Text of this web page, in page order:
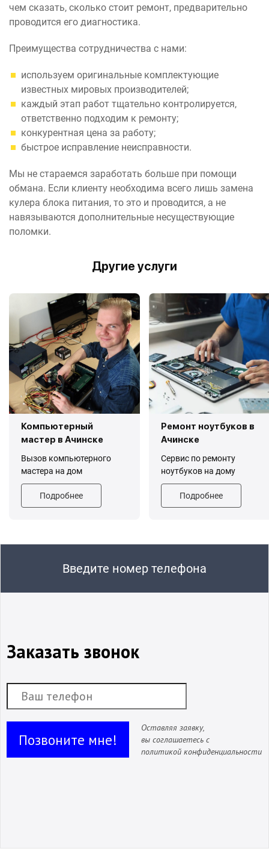
чем сказать, сколько стоит ремонт, предварительно
проводится его диагностика.
Преимущества сотрудничества с нами:
используем оригинальные комплектующие
известных мировых производителей;
каждый этап работ тщательно контролируется,
ответственно подходим к ремонту;
конкурентная цена за работу;
быстрое исправление неисправности.
Мы не стараемся заработать больше при помощи
обмана. Если клиенту необходима всего лишь замена
кулера блока питания, то это и проводится, а не
навязываются дополнительные несуществующие
поломки.
Другие услуги
Компьютерный
мастер в Ачинске
Вызов компьютерного
мастера на дом
Подробнее
Ремонт ноутбуков в
Ачинске
Сервис по ремонту
ноутбуков на дому
Подробнее
Введите номер телефона
Заказать звонок
Позвоните мне!
Оставляя заявку,
вы соглашаетесь с
политикой конфиденциальности